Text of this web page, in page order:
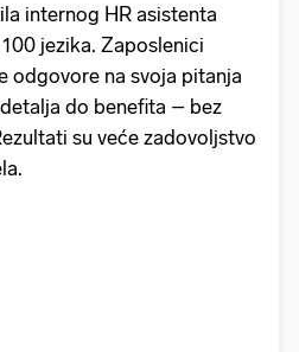
internog HR asistenta
jezika. Zaposlenici
odgovore na svoja pitanja
do benefita – bez
su veće zadovoljstvo